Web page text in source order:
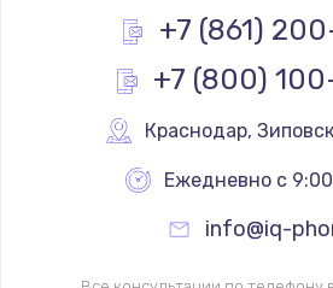
Замена
2745 руб.
Заказать
+7 (861)
+7 (800)
Краснодар,
Ежедневно с
info@iq-